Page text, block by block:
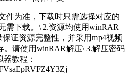
件为准，下载时只需选择对应的
需下载。\ 2.资源均使用winRAR
证资源完整性，并采用mp4视频
。请使用winRAR解压\ 3.解压密码
教程：